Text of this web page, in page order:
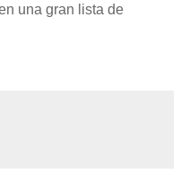
una gran lista de